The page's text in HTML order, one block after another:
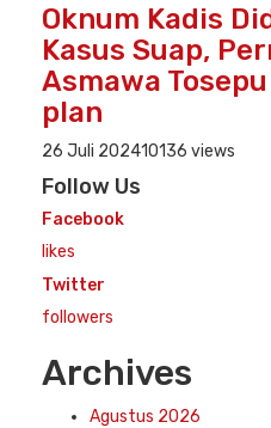
Oknum Kadis
Kasus Suap,
Asmawa
plan
26 Juli 202410136 views
Follow Us
Facebook
likes
Twitter
followers
Archives
Agustus 2026